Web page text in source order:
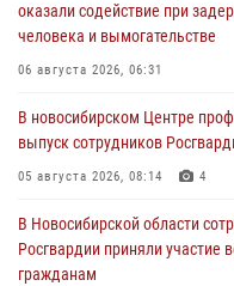
оказали содействие при
человека и вымогательстве
06 августа 2026, 06:31
В новосибирском Центре
выпуск сотрудников
05 августа 2026, 08:14 4
В Новосибирской области
Росгвардии приняли участие
гражданам